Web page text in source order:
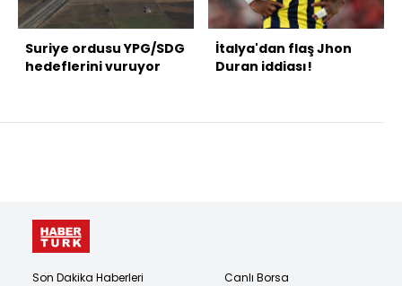
Suriye ordusu YPG/SDG
hedeflerini vuruyor
İtalya'dan flaş Jhon
Duran iddiası!
Son Dakika Haberleri
Canlı Borsa